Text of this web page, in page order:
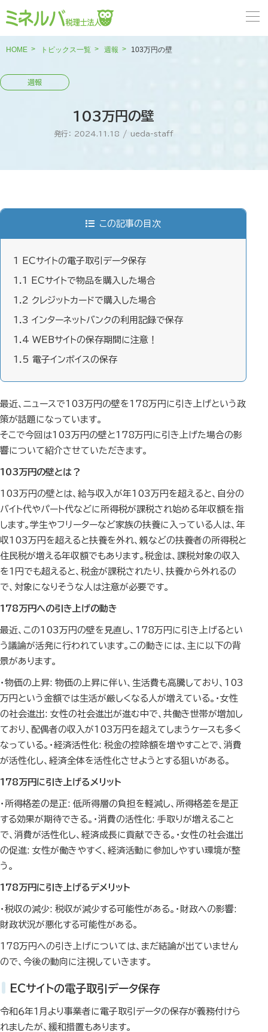
HOME トピックス一覧 週報 103万円の壁
103万円の壁
発行： 2024.11.18 / ueda-staff
この記事の目次
1 ECサイトの電子取引データ保存
1.1 ECサイトで物品を購入した場合
1.2 クレジットカードで購入した場合
1.3 インターネットバンクの利用記録で保存
1.4 WEBサイトの保存期間に注意！
1.5 電子インボイスの保存
最近、ニュースで103万円の壁を178万円に引き上げという政
策が話題になっています。
そこで今回は103万円の壁と178万円に引き上げた場合の影
響について紹介させていただきます。
103万円の壁とは？
103万円の壁とは、給与収入が年103万円を超えると、自分の
バイト代やパート代などに所得税が課税され始める年収額を指
します。学生やフリーターなど家族の扶養に入っている人は、年
収103万円を超えると扶養を外れ、親などの扶養者の所得税と
住民税が増える年収額でもあります。税金は、課税対象の収入
を1円でも超えると、税金が課税されたり、扶養から外れるの
で、対象になりそうな人は注意が必要です。
178万円への引き上げの動き
最近、この103万円の壁を見直し、178万円に引き上げるとい
う議論が活発に行われています。この動きには、主に以下の背
景があります。
・物価の上昇: 物価の上昇に伴い、生活費も高騰しており、103
万円という金額では生活が厳しくなる人が増えている。・女性
の社会進出: 女性の社会進出が進む中で、共働き世帯が増加し
ており、配偶者の収入が103万円を超えてしまうケースも多く
なっている。・経済活性化: 税金の控除額を増やすことで、消費
が活性化し、経済全体を活性化させようとする狙いがある。
178万円に引き上げるメリット
・所得格差の是正: 低所得層の負担を軽減し、所得格差を是正
する効果が期待できる。・消費の活性化: 手取りが増えること
で、消費が活性化し、経済成長に貢献できる。・女性の社会進出
の促進: 女性が働きやすく、経済活動に参加しやすい環境が整
う。
178万円に引き上げるデメリット
・税収の減少: 税収が減少する可能性がある。・財政への影響:
財政状況が悪化する可能性がある。
178万円への引き上げについては、まだ結論が出ていません
ので、今後の動向に注視していきます。
ECサイトの電子取引データ保存
令和６年１月より事業者に電子取引データの保存が義務付けら
れましたが、緩和措置もあります。